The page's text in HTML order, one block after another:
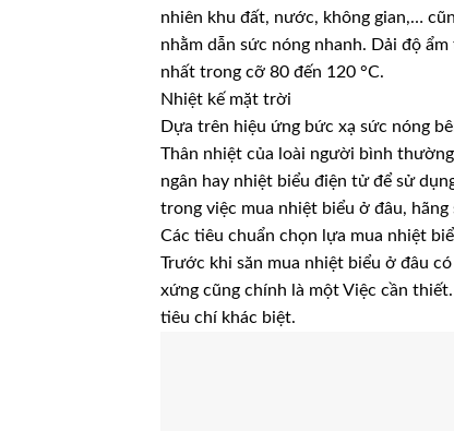
nhiên khu đất, nước, không gian,…
nhằm dẫn sức nóng nhanh. Dải độ
nhất trong cỡ 80 đến 120 °C.
Nhiệt kế mặt trời
Dựa trên hiệu ứng bức xạ sức nóng
Thân nhiệt của loài người bình
ngân hay nhiệt biểu điện tử để sử
trong việc mua nhiệt biểu ở đâu,
Các tiêu chuẩn chọn lựa mua nhiệt
Trước khi săn mua nhiệt biểu ở đâu
xứng cũng chính là một Việc cần
tiêu chí khác biệt.